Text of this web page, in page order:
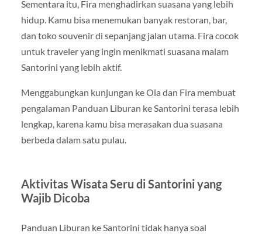
Sementara itu, Fira menghadirkan suasana yang lebih
hidup. Kamu bisa menemukan banyak restoran, bar,
dan toko souvenir di sepanjang jalan utama. Fira cocok
untuk traveler yang ingin menikmati suasana malam
Santorini yang lebih aktif.
Menggabungkan kunjungan ke Oia dan Fira membuat
pengalaman Panduan Liburan ke Santorini terasa lebih
lengkap, karena kamu bisa merasakan dua suasana
berbeda dalam satu pulau.
Aktivitas Wisata Seru di Santorini yang
Wajib Dicoba
Panduan Liburan ke Santorini tidak hanya soal